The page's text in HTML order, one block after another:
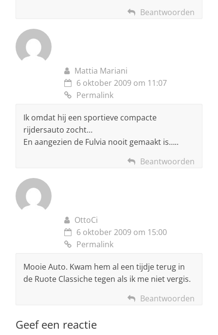
Beantwoorden
Mattia Mariani
6 oktober 2009 om 11:07
Permalink
Ik omdat hij een sportieve compacte
rijdersauto zocht…
En aangezien de Fulvia nooit gemaakt is…..
Beantwoorden
OttoCi
6 oktober 2009 om 15:00
Permalink
Mooie Auto. Kwam hem al een tijdje terug in
de Ruote Classiche tegen als ik me niet vergis.
Beantwoorden
Geef een reactie